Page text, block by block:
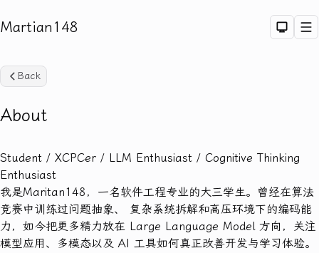
Martian148 Dark
Back
About
Student / XCPCer / LLM Enthusiast / Cognitive Thinking
Enthusiast
我是Maritan148，一名软件工程专业的大三学生。曾经在算法
竞赛中训练过问题抽象、 复杂系统拆解和高压环境下的编码能
力，如今把更多精力放在 Large Language Model 方向，关注
模型应用、多模态以及 AI 工具如何真正改善开发与学习体验。